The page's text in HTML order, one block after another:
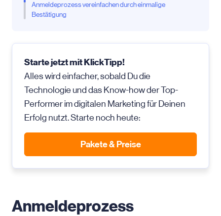
Anmeldeprozess vereinfachen durch einmalige
Bestätigung
Starte jetzt mit KlickTipp!
Alles wird einfacher, sobald Du die
Technologie und das Know-how der Top-
Performer im digitalen Marketing für Deinen
Erfolg nutzt. Starte noch heute:
Pakete & Preise
Anmeldeprozess